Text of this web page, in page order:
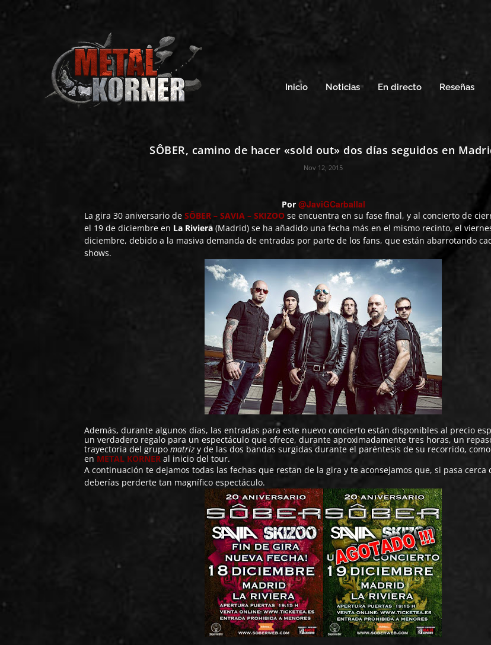
Inicio Noticias En directo Reseñas
SÔBER, camino de hacer «sold out» dos días seguidos en
Nov 12, 2015
Por @JaviGCarballal
La gira 30 aniversario deSÔBER – SAVIA – SKIZOO se encuentra en su fase final, y al concierto de
el 19 de diciembre en La Riviera (Madrid) se ha añadido una fecha más en el mismo recinto, el
diciembre, debido a la masiva demanda de entradas por parte de los fans, que están abarrotando
shows.
Además, durante algunos días, las entradas para este nuevo concierto están disponibles al precio
un verdadero regalo para un espectáculo que ofrece, durante aproximadamente tres horas, un
trayectoria del grupo matriz y de las dos bandas surgidas durante el paréntesis de su recorrido,
en METAL KORNER al inicio del tour.
A continuación te dejamos todas las fechas que restan de la gira y te aconsejamos que, si pasa
deberías perderte tan magnífico espectáculo.